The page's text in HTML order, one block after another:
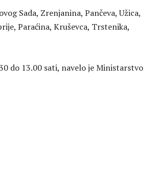
Sada, Zrenjanina, Pančeva, Užica,
Paraćina, Kruševca, Trstenika,
do 13.00 sati, navelo je Ministarstvo